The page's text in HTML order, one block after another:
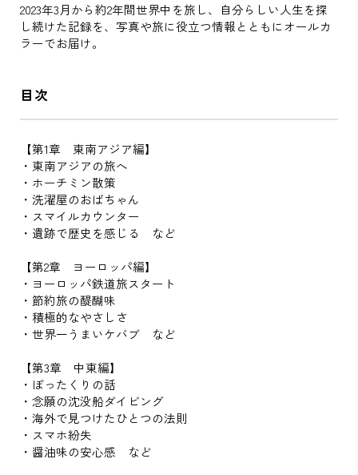
2023年3月から約2年間世界中を旅し、自分らしい人生を探
し続けた記録を、写真や旅に役立つ情報とともにオールカ
ラーでお届け。
目次
【第1章 東南アジア編】
・東南アジアの旅へ
・ホーチミン散策
・洗濯屋のおばちゃん
・スマイルカウンター
・遺跡で歴史を感じる など
【第2章 ヨーロッパ編】
・ヨーロッパ鉄道旅スタート
・節約旅の醍醐味
・積極的なやさしさ
・世界一うまいケバブ など
【第3章 中東編】
・ぼったくりの話
・念願の沈没船ダイビング
・海外で見つけたひとつの法則
・スマホ紛失
・醤油味の安心感 など